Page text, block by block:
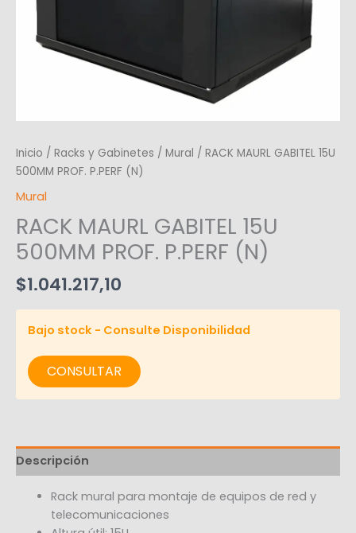
Inicio / Racks y Gabinetes / Mural / RACK MAURL GABITEL 15U
500MM PROF. P.PERF (N)
Mural
RACK MAURL GABITEL 15U
500MM PROF. P.PERF (N)
$1.041.217,10
Bajo stock - Consulte Disponibilidad
CONSULTAR
Descripción
Rack mural para montaje de equipos de red y
telecomunicaciones